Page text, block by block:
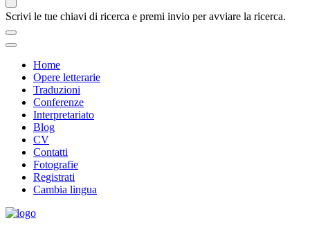
Scrivi le tue chiavi di ricerca e premi invio per avviare la ricerca.
Home
Opere letterarie
Traduzioni
Conferenze
Interpretariato
Blog
CV
Contatti
Fotografie
Registrati
Cambia lingua